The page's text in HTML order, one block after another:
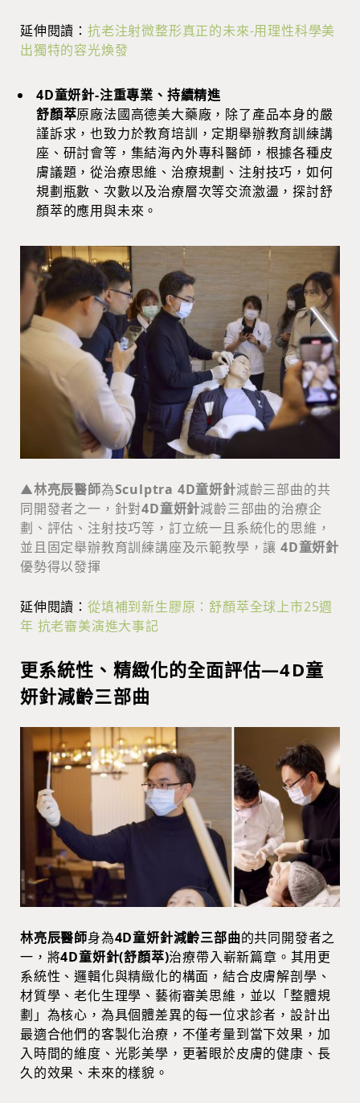
延伸閱讀： 抗老注射微整形真正的未來-用理性科學美
出獨特的容光煥發
4D童妍針-注重專業、持續精進
舒顏萃原廠法國高德美大藥廠，除了產品本身的嚴
謹訴求，也致力於教育培訓，定期舉辦教育訓練講
座、研討會等，集結海內外專科醫師，根據各種皮
膚議題，從治療思維、治療規劃、注射技巧，如何
規劃瓶數、次數以及治療層次等交流激盪，探討舒
顏萃的應用與未來。
▲林亮辰醫師為Sculptra 4D童妍針減齡三部曲的共
同開發者之一，針對4D童妍針減齡三部曲的治療企
劃、評估、注射技巧等，訂立統一且系統化的思維，
並且固定舉辦教育訓練講座及示範教學，讓 4D童妍針
優勢得以發揮
延伸閱讀： 從填補到新生膠原：舒顏萃全球上市25週
年 抗老審美演進大事記
更系統性、精緻化的全面評估—4D童
妍針減齡三部曲
林亮辰醫師身為4D童妍針減齡三部曲的共同開發者之
一，將4D童妍針(舒顏萃)治療帶入嶄新篇章。其用更
系統性、邏輯化與精緻化的構面，結合皮膚解剖學、
材質學、老化生理學、藝術審美思維，並以「整體規
劃」為核心，為具個體差異的每一位求診者，設計出
最適合他們的客製化治療，不僅考量到當下效果，加
入時間的維度、光影美學，更著眼於皮膚的健康、長
久的效果、未來的樣貌。